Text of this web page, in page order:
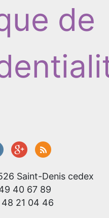
de
Saint-Denis cedex
40 67 89
48 21 04 46